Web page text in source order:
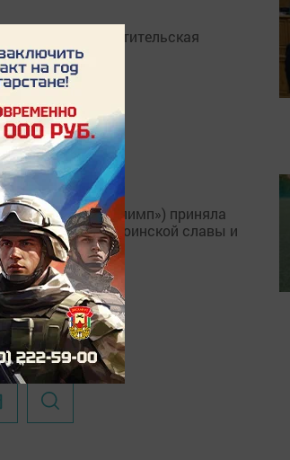
просветительская
места в Казани
базе КСК КАИ «Олимп») приняла
Году воинской славы и